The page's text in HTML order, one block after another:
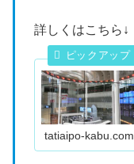
詳しくはこちら↓
tatiaipo-kabu.com